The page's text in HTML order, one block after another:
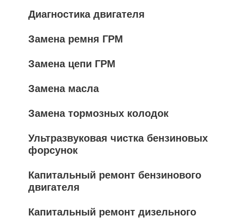
Диагностика двигателя
Замена ремня ГРМ
Замена цепи ГРМ
Замена масла
Замена тормозных колодок
Ультразвуковая чистка бензиновых
форсунок
Капитальный ремонт бензинового
двигателя
Капитальный ремонт дизельного